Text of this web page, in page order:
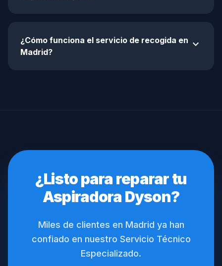
¿Cómo funciona el servicio de recogida en
Madrid?
expand_more
¿Listo para reparar tu
Aspiradora Dyson?
Miles de clientes en Madrid ya han
confiado en nuestro Servicio Técnico
Especializado.